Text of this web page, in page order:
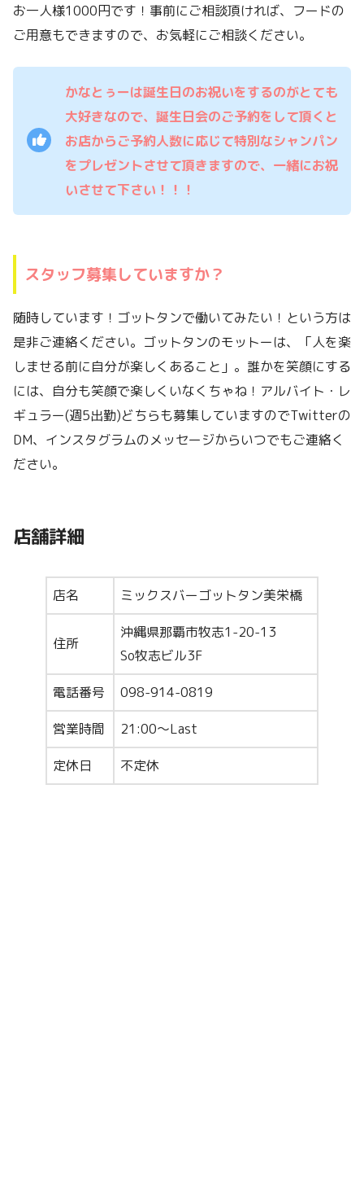
お一人様1000円です！事前にご相談頂ければ、フードの
ご用意もできますので、お気軽にご相談ください。
かなとぅーは誕生日のお祝いをするのがとても
大好きなので、誕生日会のご予約をして頂くと
お店からご予約人数に応じて特別なシャンパン
をプレゼントさせて頂きますので、一緒にお祝
いさせて下さい！！！
スタッフ募集していますか？
随時しています！ゴットタンで働いてみたい！という方は
是非ご連絡ください。ゴットタンのモットーは、「人を楽
しませる前に自分が楽しくあること」。誰かを笑顔にする
には、自分も笑顔で楽しくいなくちゃね！アルバイト・レ
ギュラー(週5出勤)どちらも募集していますのでTwitterの
DM、インスタグラムのメッセージからいつでもご連絡く
ださい。
店舗詳細
店名 ミックスバーゴットタン美栄橋
住所
沖縄県那覇市牧志1-20-13
So牧志ビル3F
電話番号 098-914-0819
営業時間 21:00〜Last
定休日 不定休